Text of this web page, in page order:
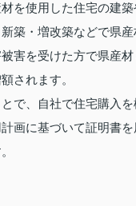
を使用した住宅の建
築・増改築などで県
害を受けた方で県産
されます。
で、自社で住宅購入
画に基づいて証明書